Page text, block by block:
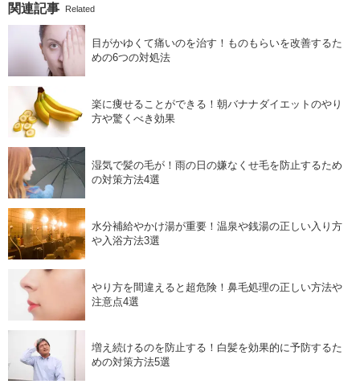
関連記事 Related
目がかゆくて痛いのを治す！ものもらいを改善するた
めの6つの対処法
楽に痩せることができる！朝バナナダイエットのやり
方や驚くべき効果
湿気で髪の毛が！雨の日の嫌なくせ毛を防止するため
の対策方法4選
水分補給やかけ湯が重要！温泉や銭湯の正しい入り方
や入浴方法3選
やり方を間違えると超危険！鼻毛処理の正しい方法や
注意点4選
増え続けるのを防止する！白髪を効果的に予防するた
めの対策方法5選